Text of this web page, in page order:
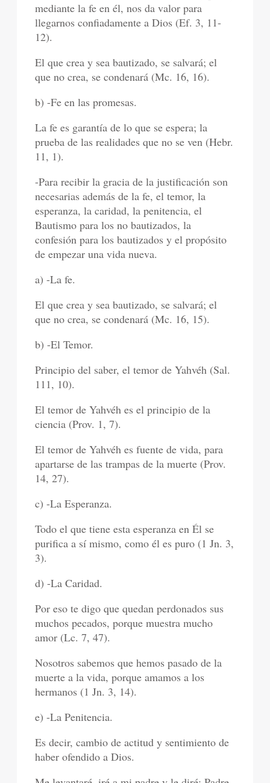
mediante la fe en él, nos da valor para
llegarnos confiadamente a Dios (Ef. 3, 11-
12).
El que crea y sea bautizado, se salvará; el
que no crea, se condenará (Mc. 16, 16).
b) -Fe en las promesas.
La fe es garantía de lo que se espera; la
prueba de las realidades que no se ven (Hebr.
11, 1).
-Para recibir la gracia de la justificación son
necesarias además de la fe, el temor, la
esperanza, la caridad, la penitencia, el
Bautismo para los no bautizados, la
confesión para los bautizados y el propósito
de empezar una vida nueva.
a) -La fe.
El que crea y sea bautizado, se salvará; el
que no crea, se condenará (Mc. 16, 15).
b) -El Temor.
Principio del saber, el temor de Yahvéh (Sal.
111, 10).
El temor de Yahvéh es el principio de la
ciencia (Prov. 1, 7).
El temor de Yahvéh es fuente de vida, para
apartarse de las trampas de la muerte (Prov.
14, 27).
c) -La Esperanza.
Todo el que tiene esta esperanza en Él se
purifica a sí mismo, como él es puro (1 Jn. 3,
3).
d) -La Caridad.
Por eso te digo que quedan perdonados sus
muchos pecados, porque muestra mucho
amor (Lc. 7, 47).
Nosotros sabemos que hemos pasado de la
muerte a la vida, porque amamos a los
hermanos (1 Jn. 3, 14).
e) -La Penitencia.
Es decir, cambio de actitud y sentimiento de
haber ofendido a Dios.